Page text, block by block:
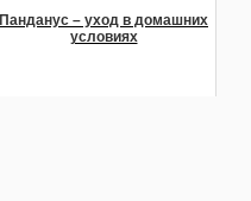
Панданус – уход в домашних
условиях